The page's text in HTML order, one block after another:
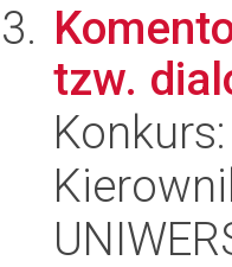
tzw.
Konkurs: